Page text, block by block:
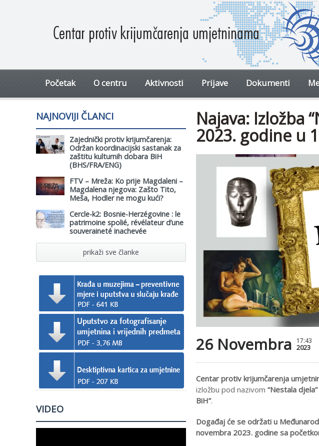
Početak O centru Aktivnosti Prijave Dokumenti
Najava: Izložba
2023. godine u
26 Novembra 17:43
2023
Centar protiv krijumčarenja
izložbu pod nazivom “Nestala djela”
BiH”.
Događaj će se održati u
novembra 2023. godine sa
NAJNOVIJI ČLANCI
Zajednički protiv krijumčarenja:
Održan koordinacijski sastanak za
zaštitu kulturnih dobara BiH
(BHS/FRA/ENG)
FTV – Mreža: Ko prije Magdaleni –
Magdalena njegova: Zašto Tito,
Meša, Hodler ne mogu kući?
Cercle-k2: Bosnie-Herzégovine : le
patrimoine spolié, révélateur d’une
souveraineté inachevée
prikaži sve članke
VIDEO